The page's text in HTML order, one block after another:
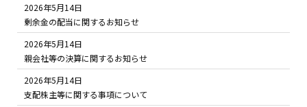
2026年5月14日
剰余金の配当に関するお知らせ
2026年5月14日
親会社等の決算に関するお知らせ
2026年5月14日
支配株主等に関する事項について